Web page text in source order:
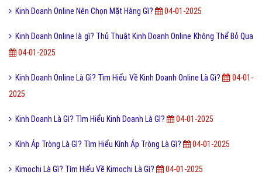
Kinh Doanh Online Nên Chọn Mặt Hàng Gì? 04-01-2025
Kinh Doanh Online là gì? Thủ Thuật Kinh Doanh Online Không Thể Bỏ Qua
04-01-2025
Kinh Doanh Online Là Gì? Tìm Hiểu Về Kinh Doanh Online Là Gì?
04-01-
2025
Kinh Doanh Là Gì? Tìm Hiểu Kinh Doanh Là Gì? 04-01-2025
Kính Áp Tròng Là Gì? Tìm Hiểu Kính Áp Tròng Là Gì? 04-01-2025
Kimochi Là Gì? Tìm Hiểu Về Kimochi Là Gì? 04-01-2025